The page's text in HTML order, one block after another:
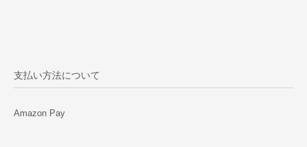
支払い方法について
Amazon Pay